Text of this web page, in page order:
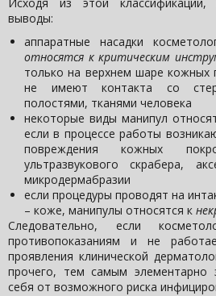
выводы:
аппаратные насадки
относятся к критическим
только на верхнем шаре кожных
не имеют контакта со
полостями, тканями человека
некоторые виды манипул
если в процессе работы
повреждения кожных
ультразвукового скрабера,
микродермабразии
если процедуры проводят на
– коже, манипулы относятся к
Следовательно, если
противопоказаниям и не
проявления клинической
прочего, тем самым
себя от возможного риска